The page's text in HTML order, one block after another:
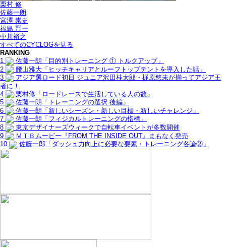
栗村 修
佐藤一朗
宮澤 崇史
福島 晋一
中川裕之
すべてのCYCLOGを見る
RANKING
1
佐藤一朗「目的別トレーニング ① トルクアップ」
2
腰山雅大「ヒッチキャリアとルーフトップテントを導入した話」
3
アジア選ロード初日 ジュニア沢田桂太郎・梶原悠未が揃ってアジア王
者に！
4
栗村修「ロードレースで生活している人の数」
5
佐藤一朗「トレーニングの選択 後編」
6
佐藤一朗「新しいシーズン・新しい目標・新しいチャレンジ」
7
佐藤一朗「フィジカルトレーニングの指標」
8
東京デザイナーズウィークで自転車イベントが多数開催
9
ＭＴＢムービー『FROM THE INSIDE OUT』まもなく発売
10
佐藤一郎「ダッシュ力向上に必要な要素・トレーニング各論②」